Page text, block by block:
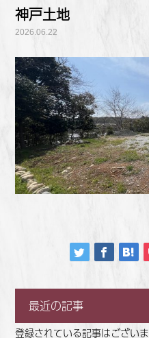
神戸土地
2026.06.22
最近の記事
登録されている記事はございま